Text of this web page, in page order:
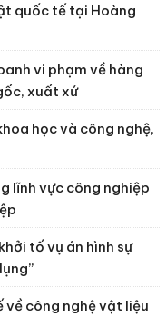
quốc tế tại Hoàng
vi phạm về hàng
xuất xứ
học và công nghệ,
lĩnh vực công nghiệp
tố vụ án hình sự
về công nghệ vật liệu